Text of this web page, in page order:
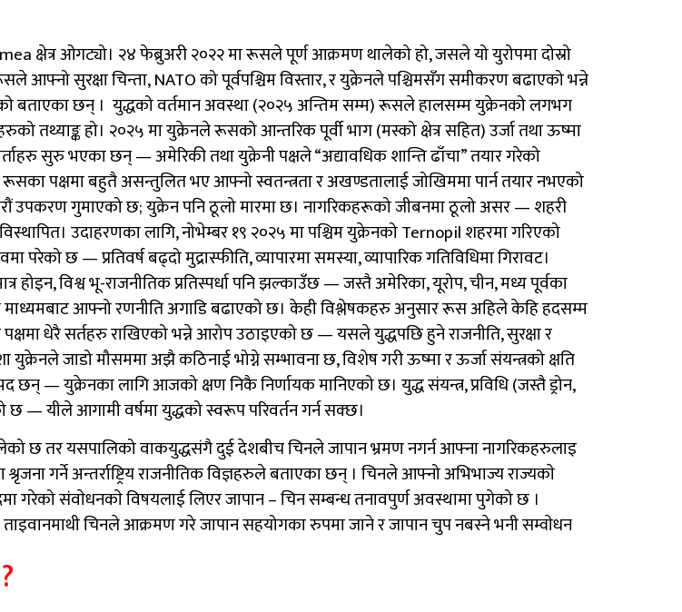
क्षेत्र ओगट्यो। २४ फेब्रुअरी २०२२ मा रूसले पूर्ण आक्रमण थालेको हो, जसले यो युरोपमा दोस्रो
सुरक्षा चिन्ता, NATO को पूर्वपश्चिम विस्तार, र युक्रेनले पश्चिमसँग समीकरण बढाएको भन्ने
बताएका छन् । युद्धको वर्तमान अवस्था (२०२५ अन्तिम सम्म) रूसले हालसम्म युक्रेनको लगभग
तथ्याङ्क हो। २०२५ मा युक्रेनले रूसको आन्तरिक पूर्वी भाग (मस्को क्षेत्र सहित) उर्जा तथा ऊष्मा
सुरु भएका छन् — अमेरिकी तथा युक्रेनी पक्षले “अद्यावधिक शान्ति ढाँचा” तयार गरेको
पक्षमा बहुतै असन्तुलित भए आफ्नो स्वतन्त्रता र अखण्डतालाई जोखिममा पार्न तयार नभएको
उपकरण गुमाएको छ; युक्रेन पनि ठूलो मारमा छ। नागरिकहरूको जीबनमा ठूलो असर — शहरी
विस्थापित। उदाहरणका लागि, नोभेम्बर १९ २०२५ मा पश्चिम युक्रेनको Ternopil शहरमा गरिएको
छ — प्रतिवर्ष बढ्दो मुद्रास्फीति, व्यापारमा समस्या, व्यापारिक गतिविधिमा गिरावट।
विश्व भू-राजनीतिक प्रतिस्पर्धा पनि झल्काउँछ — जस्तै अमेरिका, यूरोप, चीन, मध्य पूर्वका
माध्यमबाट आफ्नो रणनीति अगाडि बढाएको छ। केही विश्लेषकहरु अनुसार रूस अहिले केहि हदसम्म
धेरै सर्तहरु राखिएको भन्ने आरोप उठाइएको छ — यसले युद्धपछि हुने राजनीति, सुरक्षा र
जाडो मौसममा अझै कठिनाई भोग्ने सम्भावना छ, विशेष गरी ऊष्मा र ऊर्जा संयन्त्रको क्षति
— युक्रेनका लागि आजको क्षण निकै निर्णायक मानिएको छ। युद्ध संयन्त्र, प्रविधि (जस्तै ड्रोन,
छ — यीले आगामी वर्षमा युद्धको स्वरूप परिवर्तन गर्न सक्छ।
छ तर यसपालिको वाकयुद्धसंगै दुई देशबीच चिनले जापान भ्रमण नगर्न आफ्ना नागरिकहरुलाइ
गर्ने अन्तर्राष्ट्रिय राजनीतिक विज्ञहरुले बताएका छन् । चिनले आफ्नो अभिभाज्य राज्यकाे
गरेको संवाेधनकाे विषयलाई लिएर जापान – चिन सम्बन्ध तनावपुर्ण अवस्थामा पुगेको छ ।
ताइवानमाथी चिनले आक्रमण गरे जापान सहयोगका रुपमा जाने र जापान चुप नबस्ने भनी सम्वाेधन